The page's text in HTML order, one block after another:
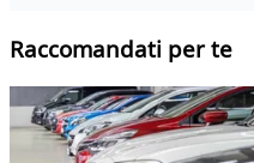
Raccomandati per te